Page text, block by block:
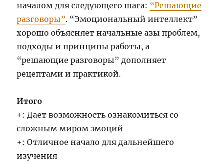
началом для следующего шага: “Решающие
разговоры”. “Эмоциональный интеллект”
хорошо объясняет начальные азы проблем,
подходы и принципы работы, а
“решающие разговоры” дополняет
рецептами и практикой.
Итого
+: Дает возможность ознакомиться со
сложным миром эмоций
+: Отличное начало для дальнейшего
изучения